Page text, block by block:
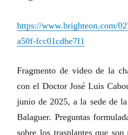
https://www.brighteon.com/
a50f-fcc01cdbe7f1
Fragmento de video de la
con el Doctor José Luis
junio de 2025, a la sede de la
Balaguer. Preguntas
sobre los trasplantes que son